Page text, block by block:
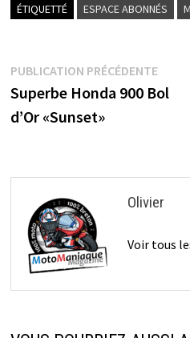
ÉTIQUETTÉ ESPACE ABONNÉS
Navigation
de
PUBLICATION PRÉCÉDENTE
Superbe Honda 900 Bol
d’Or «Sunset»
Olivier
Voir tous